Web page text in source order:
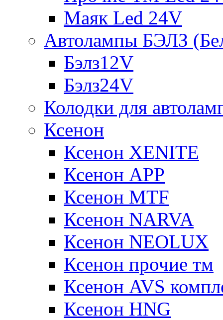
Маяк Led 24V
Автолампы БЭЛЗ
Бэлз12V
Бэлз24V
Колодки для
Ксенон
Ксенон XENITE
Ксенон APP
Ксенон MTF
Ксенон NARVA
Ксенон NEOLUX
Ксенон прочие тм
Ксенон AVS
Ксенон HNG